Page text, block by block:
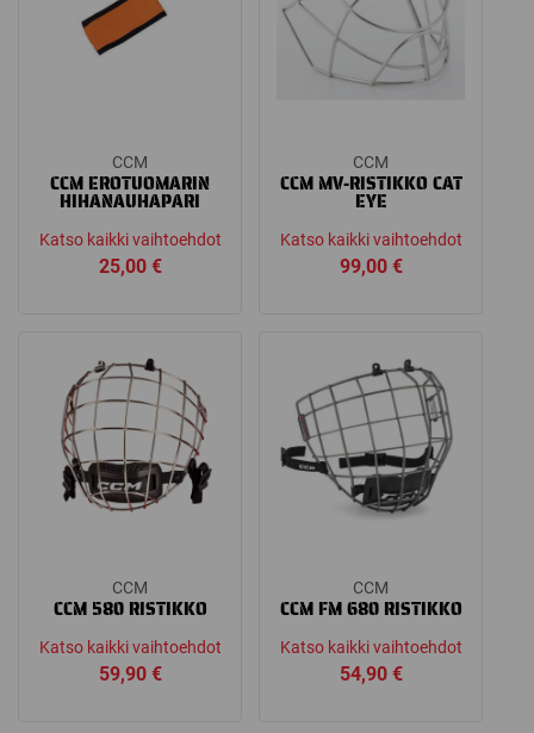
CCM
CCM EROTUOMARIN
HIHANAUHAPARI
Katso kaikki vaihtoehdot
25,00 €
CCM
CCM MV-RISTIKKO CAT
EYE
Katso kaikki vaihtoehdot
99,00 €
CCM
CCM 580 RISTIKKO
Katso kaikki vaihtoehdot
59,90 €
CCM
CCM FM 680 RISTIKKO
Katso kaikki vaihtoehdot
54,90 €